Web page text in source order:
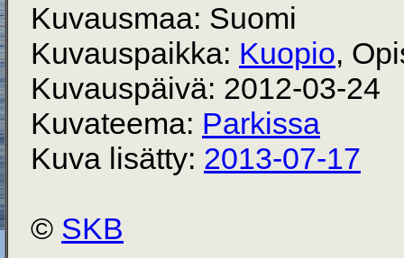
Kuvausmaa: Suomi
Kuvauspaikka: Kuopio,
Kuvauspäivä: 2012-03-24
Kuvateema: Parkissa
Kuva lisätty: 2013-07-17
© SKB